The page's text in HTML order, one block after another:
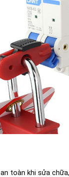
toàn khi sửa